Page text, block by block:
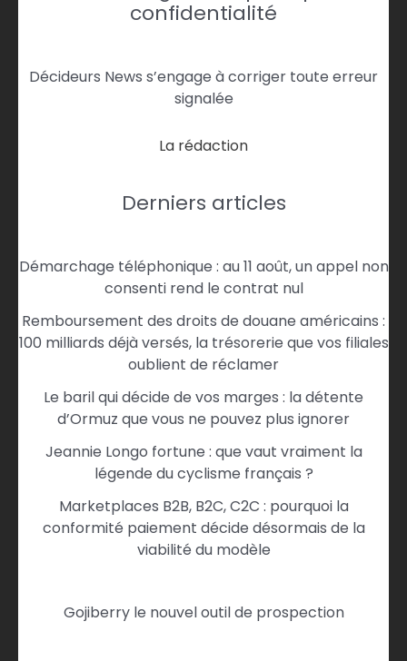
confidentialité
Décideurs News s’engage à corriger toute erreur
signalée
La rédaction
Derniers articles
Démarchage téléphonique : au 11 août, un appel non
consenti rend le contrat nul
Remboursement des droits de douane américains :
100 milliards déjà versés, la trésorerie que vos filiales
oublient de réclamer
Le baril qui décide de vos marges : la détente
d’Ormuz que vous ne pouvez plus ignorer
Jeannie Longo fortune : que vaut vraiment la
légende du cyclisme français ?
Marketplaces B2B, B2C, C2C : pourquoi la
conformité paiement décide désormais de la
viabilité du modèle
Gojiberry le nouvel outil de prospection